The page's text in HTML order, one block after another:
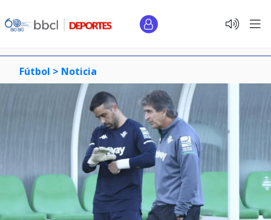
Fútbol > Noticia